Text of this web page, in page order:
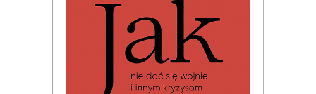
JAK NIE DAĆ SIĘ WOJNIE I
INNYM KRYZYSOM. LEKCJA Z
FINLANDII